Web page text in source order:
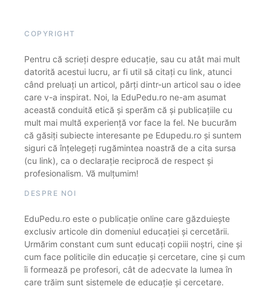
COPYRIGHT
Pentru că scrieți despre educație, sau cu atât mai mult
datorită acestui lucru, ar fi util să citați cu link, atunci
când preluați un articol, părți dintr-un articol sau o idee
care v-a inspirat. Noi, la EduPedu.ro ne-am asumat
această conduită etică și sperăm că și publicațiile cu
mult mai multă experiență vor face la fel. Ne bucurăm
că găsiți subiecte interesante pe Edupedu.ro și suntem
siguri că înțelegeți rugămintea noastră de a cita sursa
(cu link), ca o declarație reciprocă de respect și
profesionalism. Vă mulțumim!
DESPRE NOI
EduPedu.ro este o publicație online care găzduiește
exclusiv articole din domeniul educației și cercetării.
Urmărim constant cum sunt educați copiii noștri, cine și
cum face politicile din educație și cercetare, cine și cum
îi formează pe profesori, cât de adecvate la lumea în
care trăim sunt sistemele de educație și cercetare.